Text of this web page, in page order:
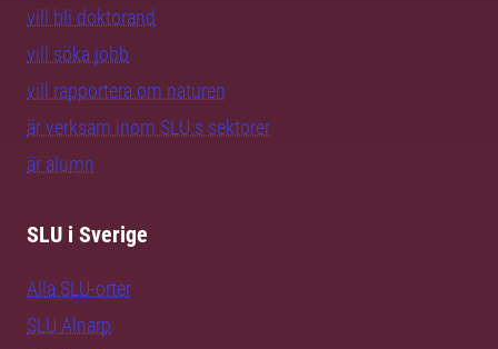
vill bli doktorand
vill söka jobb
vill rapportera om naturen
är verksam inom SLU:s sektorer
är alumn
SLU i Sverige
Alla SLU-orter
SLU Alnarp